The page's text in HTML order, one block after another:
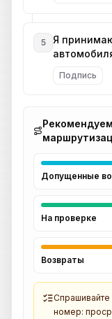
5
Я
Подпись
Допущенные
На проверке
Возвраты
Спрашивайте
номер: